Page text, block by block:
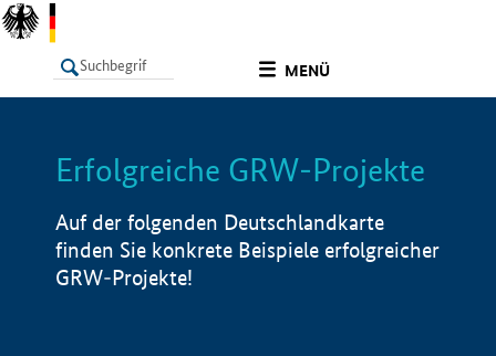
MENÜ
LISTE Info
Erfolgreiche GRW-Projekte
Auf der folgenden Deutschlandkarte
finden Sie konkrete Beispiele erfolgreicher
GRW-Projekte!